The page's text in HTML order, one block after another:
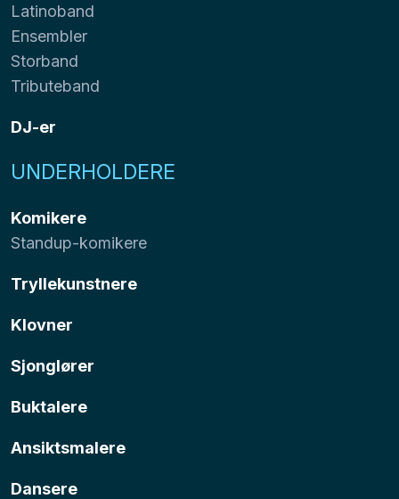
Latinoband
Ensembler
Storband
Tributeband
DJ-er
UNDERHOLDERE
Komikere
Standup-komikere
Tryllekunstnere
Klovner
Sjonglører
Buktalere
Ansiktsmalere
Dansere